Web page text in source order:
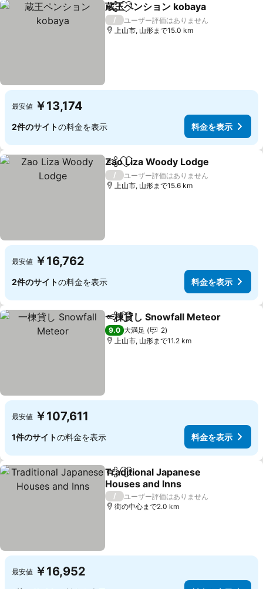
シェアお気に入りに追加
蔵王ペンション kobaya
/
ユーザー評価はありません
上山市, 山形まで15.0 km
最安値 ￥13,174
2件のサイトの料金を表示 料金を表示
シェアお気に入りに追加
Zao Liza Woody Lodge
/
ユーザー評価はありません
上山市, 山形まで15.6 km
最安値 ￥16,762
2件のサイトの料金を表示 料金を表示
シェアお気に入りに追加
一棟貸し Snowfall Meteor
9.0 大満足
2
上山市, 山形まで11.2 km
最安値 ￥107,611
1件のサイトの料金を表示 料金を表示
シェアお気に入りに追加
Traditional Japanese
Houses and Inns
/
ユーザー評価はありません
街の中心まで2.0 km
最安値 ￥16,952